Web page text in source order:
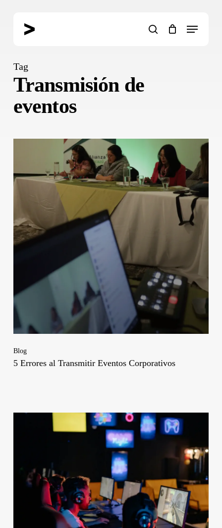
search
Menu
Tag
Transmisión de
eventos
Blog
5 Errores al Transmitir Eventos Corporativos